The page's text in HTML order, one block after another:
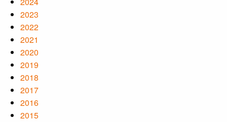
2023
2022
2021
2020
2019
2018
2017
2016
2015